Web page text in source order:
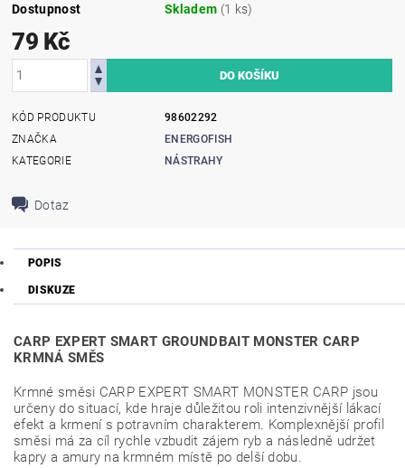
Dostupnost Skladem (1 ks)
79 Kč
KÓD PRODUKTU
98602292
ZNAČKA
ENERGOFISH
KATEGORIE
NÁSTRAHY
Dotaz
POPIS
DISKUZE
CARP EXPERT SMART GROUNDBAIT MONSTER CARP
KRMNÁ SMĚS
Krmné směsi CARP EXPERT SMART MONSTER CARP jsou
určeny do situací, kde hraje důležitou roli intenzivnější lákací
efekt a krmení s potravním charakterem. Komplexnější profil
směsi má za cíl rychle vzbudit zájem ryb a následně udržet
kapry a amury na krmném místě po delší dobu.